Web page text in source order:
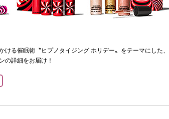
ける催眠術〝ヒプノタイジング ホリデー〟をテーマにした
の詳細をお届け！